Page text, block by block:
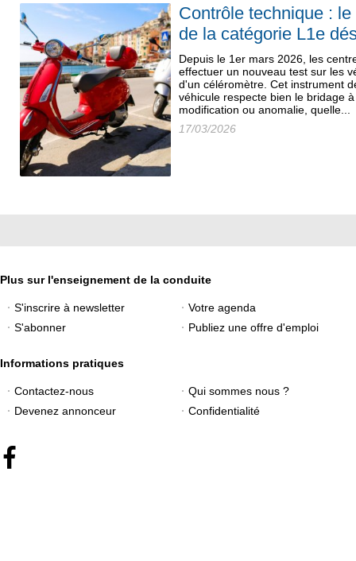
Contrôle technique :
de la catégorie L1e
Depuis le 1er mars 2026, les
effectuer un nouveau test sur les
d'un céléromètre. Cet instrument
véhicule respecte bien le bridage
modification ou anomalie, quelle...
17/03/2026
Plus sur l'enseignement de la conduite
S'inscrire à newsletter
Votre agenda
S'abonner
Publiez une offre d'emploi
Informations pratiques
Contactez-nous
Qui sommes nous ?
Devenez annonceur
Confidentialité